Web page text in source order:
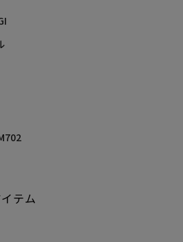
ンです。
ーを使用。
な素材感に加え、ワッペンや刺繍も
います。
テム